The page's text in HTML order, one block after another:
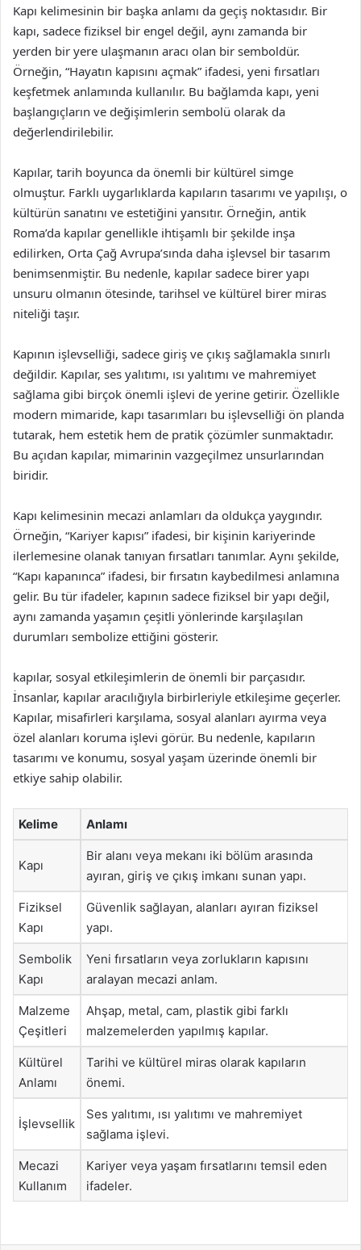
Kapı kelimesinin bir başka anlamı da geçiş noktasıdır. Bir
kapı, sadece fiziksel bir engel değil, aynı zamanda bir
yerden bir yere ulaşmanın aracı olan bir semboldür.
Örneğin, “Hayatın kapısını açmak” ifadesi, yeni fırsatları
keşfetmek anlamında kullanılır. Bu bağlamda kapı, yeni
başlangıçların ve değişimlerin sembolü olarak da
değerlendirilebilir.
Kapılar, tarih boyunca da önemli bir kültürel simge
olmuştur. Farklı uygarlıklarda kapıların tasarımı ve yapılışı, o
kültürün sanatını ve estetiğini yansıtır. Örneğin, antik
Roma’da kapılar genellikle ihtişamlı bir şekilde inşa
edilirken, Orta Çağ Avrupa’sında daha işlevsel bir tasarım
benimsenmiştir. Bu nedenle, kapılar sadece birer yapı
unsuru olmanın ötesinde, tarihsel ve kültürel birer miras
niteliği taşır.
Kapının işlevselliği, sadece giriş ve çıkış sağlamakla sınırlı
değildir. Kapılar, ses yalıtımı, ısı yalıtımı ve mahremiyet
sağlama gibi birçok önemli işlevi de yerine getirir. Özellikle
modern mimaride, kapı tasarımları bu işlevselliği ön planda
tutarak, hem estetik hem de pratik çözümler sunmaktadır.
Bu açıdan kapılar, mimarinin vazgeçilmez unsurlarından
biridir.
Kapı kelimesinin mecazi anlamları da oldukça yaygındır.
Örneğin, “Kariyer kapısı” ifadesi, bir kişinin kariyerinde
ilerlemesine olanak tanıyan fırsatları tanımlar. Aynı şekilde,
“Kapı kapanınca” ifadesi, bir fırsatın kaybedilmesi anlamına
gelir. Bu tür ifadeler, kapının sadece fiziksel bir yapı değil,
aynı zamanda yaşamın çeşitli yönlerinde karşılaşılan
durumları sembolize ettiğini gösterir.
kapılar, sosyal etkileşimlerin de önemli bir parçasıdır.
İnsanlar, kapılar aracılığıyla birbirleriyle etkileşime geçerler.
Kapılar, misafirleri karşılama, sosyal alanları ayırma veya
özel alanları koruma işlevi görür. Bu nedenle, kapıların
tasarımı ve konumu, sosyal yaşam üzerinde önemli bir
etkiye sahip olabilir.
Kelime Anlamı
Kapı
Bir alanı veya mekanı iki bölüm arasında
ayıran, giriş ve çıkış imkanı sunan yapı.
Fiziksel
Kapı
Güvenlik sağlayan, alanları ayıran fiziksel
yapı.
Sembolik
Kapı
Yeni fırsatların veya zorlukların kapısını
aralayan mecazi anlam.
Malzeme
Çeşitleri
Ahşap, metal, cam, plastik gibi farklı
malzemelerden yapılmış kapılar.
Kültürel
Anlamı
Tarihi ve kültürel miras olarak kapıların
önemi.
İşlevsellik
Ses yalıtımı, ısı yalıtımı ve mahremiyet
sağlama işlevi.
Mecazi
Kullanım
Kariyer veya yaşam fırsatlarını temsil eden
ifadeler.